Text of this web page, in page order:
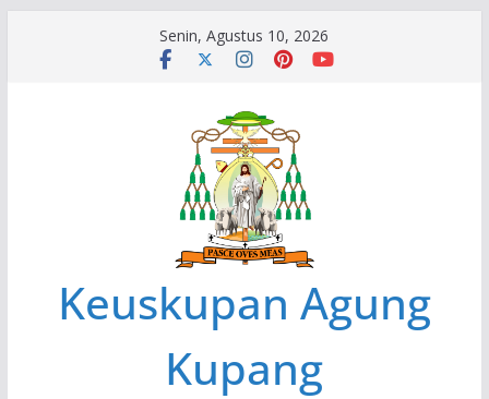
Senin, Agustus 10, 2026
Keuskupan Agung
Kupang